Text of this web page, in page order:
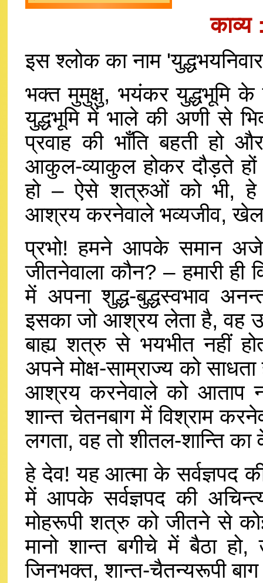
काव्य
इस श्लोक का नाम
भक्त मुमुक्षु, भयंकर युद्धभूमि
युद्धभूमि में भाले की अणी से
प्रवाह की भाँति बहती हो
आकुल-व्याकुल होकर दौड़ते
हो – ऐसे शत्रुओं को भी, हे
आश्रय करनेवाले भव्यजीव,
प्रभो! हमने आपके समान
जीतनेवाला कौन? – हमारी
में अपना शुद्ध-बुद्धस्वभाव
इसका जो आश्रय लेता है, वह
बाह्य शत्रु से भयभीत नहीं
अपने मोक्ष-साम्राज्य को
आश्रय करनेवाले को आताप
शान्त चेतनबाग में विश्राम
लगता, वह तो शीतल-शान्ति
हे देव! यह आत्मा के सर्वज्ञपद
में आपके सर्वज्ञपद की
मोहरूपी शत्रु को जीतने से
मानो शान्त बगीचे में बैठा
जिनभक्त, शान्त-चैतन्यरूपी